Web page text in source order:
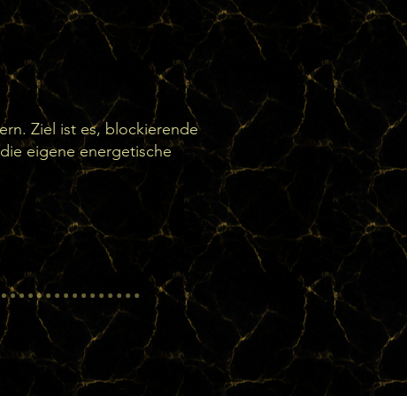
Ziel ist es, blockierende
eigene energetische
mentalen und